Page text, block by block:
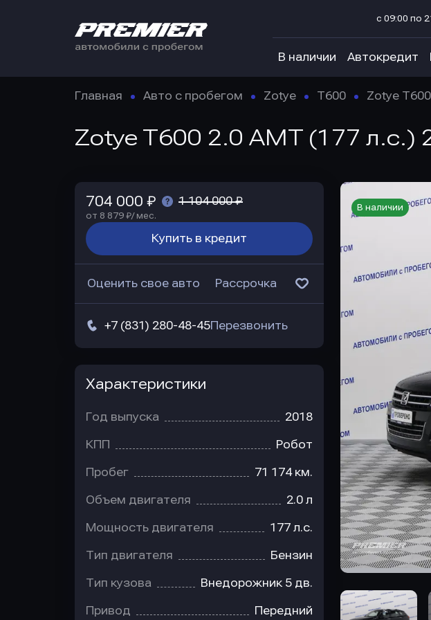
с 09:00 по
В наличии Автокредит
Главная Авто с пробегом Zotye T600 Zotye T600
Zotye T600 2.0 AMT (177 л.с.)
В наличии
704 000 ₽ 1 104 000 ₽
от 8 879 ₽/ мес.
Купить в кредит
Оценить свое авто Рассрочка
+7 (831) 280-48-45Перезвонить
Характеристики
Год выпуска 2018
КПП Робот
Пробег 71 174 км.
Объем двигателя 2.0 л
Мощность двигателя 177 л.с.
Тип двигателя Бензин
Тип кузова Внедорожник 5 дв.
Привод Передний